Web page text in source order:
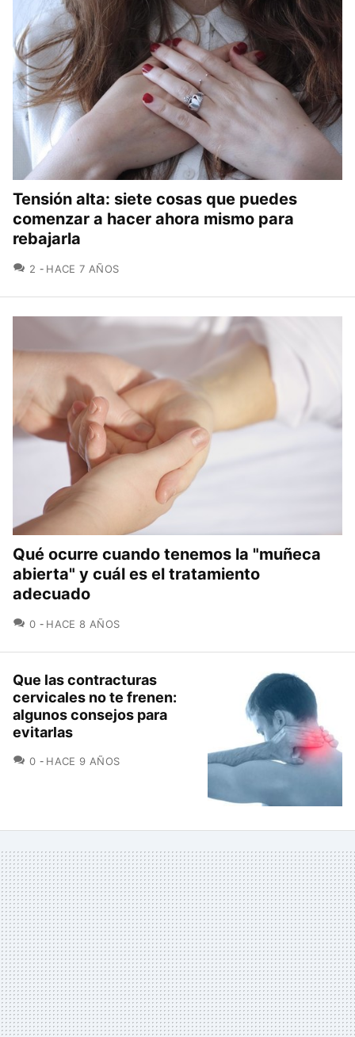
Tensión alta: siete cosas que puedes
comenzar a hacer ahora mismo para
rebajarla
2 COMENTARIOS
HACE 7 AÑOS
Qué ocurre cuando tenemos la "muñeca
abierta" y cuál es el tratamiento
adecuado
0 COMENTARIOS
HACE 8 AÑOS
Que las contracturas
cervicales no te frenen:
algunos consejos para
evitarlas
0 COMENTARIOS
HACE 9 AÑOS